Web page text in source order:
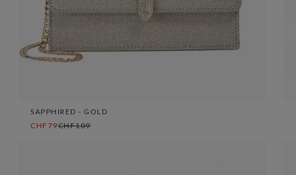
SAPPHIRED - GOLD
CHF79CHF109